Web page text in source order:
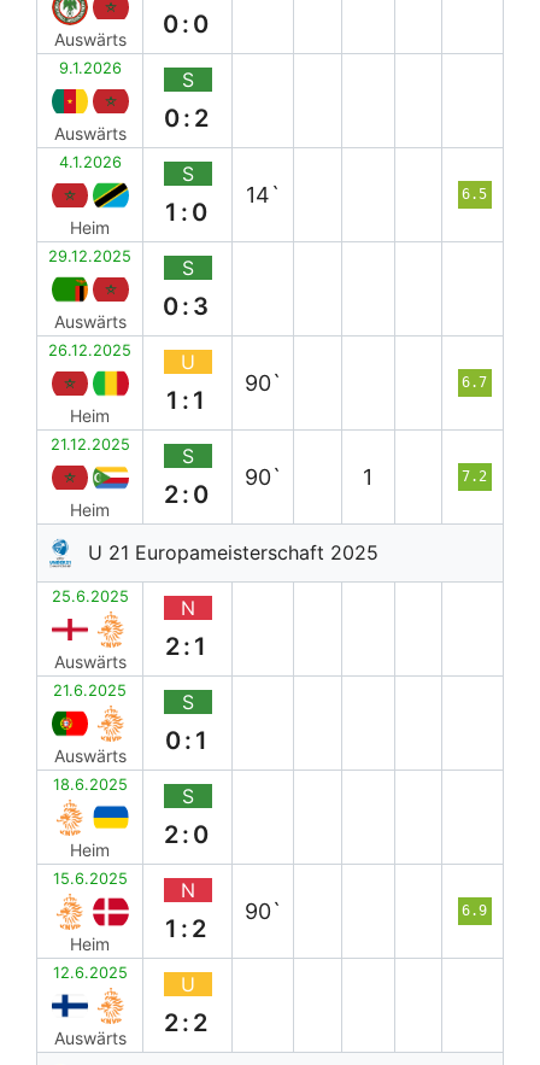
Auswärts
0:0
9.1.2026
Auswärts
S
0:2
4.1.2026
Heim
S
1:0
14` 6.5
29.12.2025
Auswärts
S
0:3
26.12.2025
Heim
U
1:1
90` 6.7
21.12.2025
Heim
S
2:0
90` 1 7.2
U 21 Europameisterschaft 2025
25.6.2025
Auswärts
N
2:1
21.6.2025
Auswärts
S
0:1
18.6.2025
Heim
S
2:0
15.6.2025
Heim
N
1:2
90` 6.9
12.6.2025
Auswärts
U
2:2